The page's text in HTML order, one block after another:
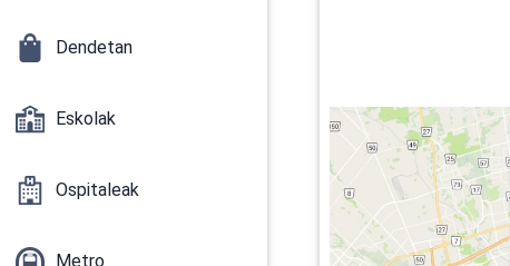
Dendetan
Eskolak
Ospitaleak
Metro